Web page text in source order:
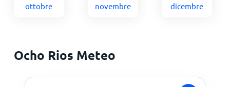
ottobre novembre dicembre
Ocho Rios Meteo